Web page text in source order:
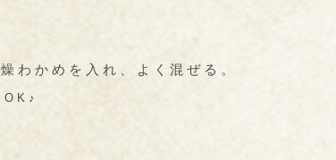
わかめを入れ、よく混ぜる。
OK♪